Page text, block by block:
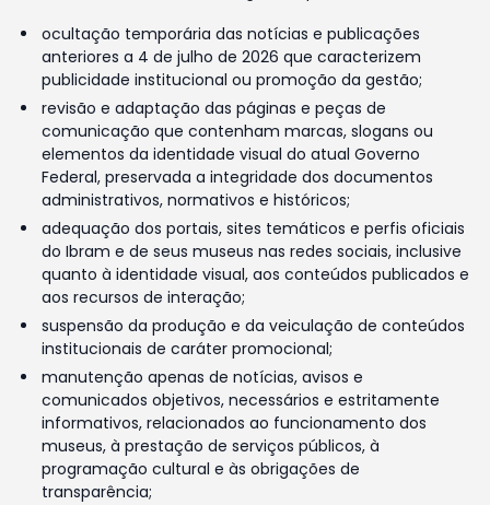
ocultação temporária das notícias e publicações
anteriores a 4 de julho de 2026 que caracterizem
publicidade institucional ou promoção da gestão;
revisão e adaptação das páginas e peças de
comunicação que contenham marcas, slogans ou
elementos da identidade visual do atual Governo
Federal, preservada a integridade dos documentos
administrativos, normativos e históricos;
adequação dos portais, sites temáticos e perfis oficiais
do Ibram e de seus museus nas redes sociais, inclusive
quanto à identidade visual, aos conteúdos publicados e
aos recursos de interação;
suspensão da produção e da veiculação de conteúdos
institucionais de caráter promocional;
manutenção apenas de notícias, avisos e
comunicados objetivos, necessários e estritamente
informativos, relacionados ao funcionamento dos
museus, à prestação de serviços públicos, à
programação cultural e às obrigações de
transparência;